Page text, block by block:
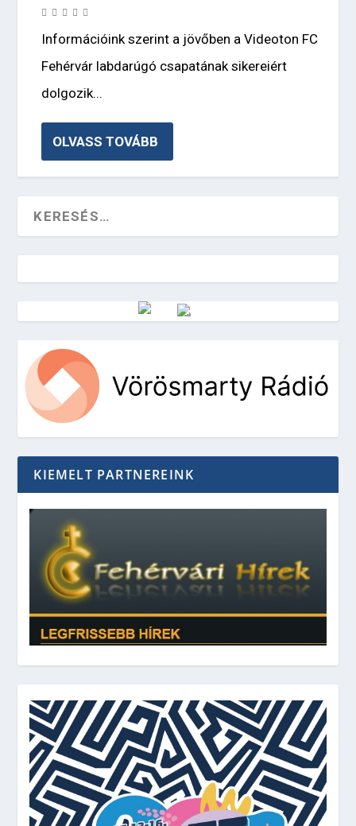
Információink szerint a jövőben a Videoton FC
Fehérvár labdarúgó csapatának sikereiért
dolgozik...
OLVASS TOVÁBB
Vörösmarty Rádió
KIEMELT PARTNEREINK